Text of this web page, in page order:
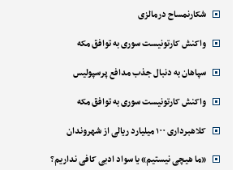
شکارنمساح درمالزی
واکنش کارتونیست سوری به توافق مکه
سپاهان به دنبال جذب مدافع پرسپولیس
واکنش کارتونیست سوری به توافق مکه
کلاهبرداری ۱۰۰ میلیارد ریالی از شهروندان
«ما هیچی نیستیم» یا سواد ادبی کافی نداریم؟